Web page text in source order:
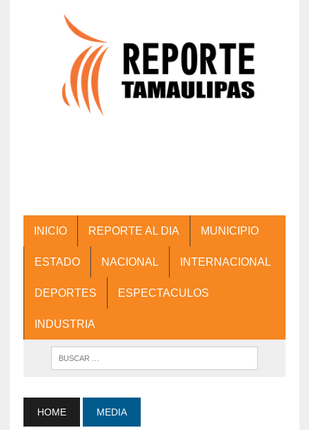
INICIO REPORTE AL DIA MUNICIPIO
ESTADO NACIONAL INTERNACIONAL
DEPORTES ESPECTACULOS
INDUSTRIA
HOME MEDIA